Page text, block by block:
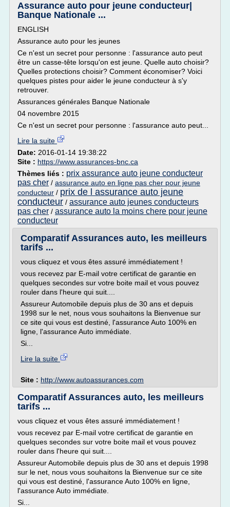
Assurance auto pour jeune conducteur|
Banque Nationale ...
ENGLISH
Assurance auto pour les jeunes
Ce n'est un secret pour personne : l'assurance auto peut
être un casse-tête lorsqu'on est jeune. Quelle auto choisir?
Quelles protections choisir? Comment économiser? Voici
quelques pistes pour aider le jeune conducteur à s'y
retrouver.
Assurances générales Banque Nationale
04 novembre 2015
Ce n'est un secret pour personne : l'assurance auto peut...
Lire la suite
Date: 2016-01-14 19:38:22
Site : https://www.assurances-bnc.ca
Thèmes liés : prix assurance auto jeune conducteur
pas cher / assurance auto en ligne pas cher pour jeune
conducteur / prix de l assurance auto jeune
conducteur / assurance auto jeunes conducteurs
pas cher / assurance auto la moins chere pour jeune
conducteur
Comparatif Assurances auto, les meilleurs
tarifs ...
vous cliquez et vous êtes assuré immédiatement !
vous recevez par E-mail votre certificat de garantie en
quelques secondes sur votre boite mail et vous pouvez
rouler dans l'heure qui suit....
Assureur Automobile depuis plus de 30 ans et depuis
1998 sur le net, nous vous souhaitons la Bienvenue sur
ce site qui vous est destiné, l'assurance Auto 100% en
ligne, l'assurance Auto immédiate.
Si...
Lire la suite
Site : http://www.autoassurances.com
Comparatif Assurances auto, les meilleurs
tarifs ...
vous cliquez et vous êtes assuré immédiatement !
vous recevez par E-mail votre certificat de garantie en
quelques secondes sur votre boite mail et vous pouvez
rouler dans l'heure qui suit....
Assureur Automobile depuis plus de 30 ans et depuis 1998
sur le net, nous vous souhaitons la Bienvenue sur ce site
qui vous est destiné, l'assurance Auto 100% en ligne,
l'assurance Auto immédiate.
Si...